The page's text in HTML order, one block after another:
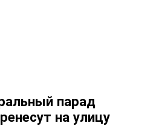
парад
на улицу